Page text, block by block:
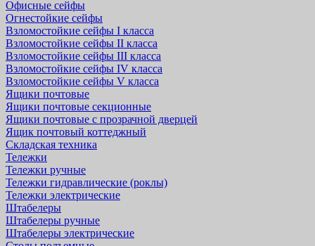
Офисные сейфы
Огнестойкие сейфы
Взломостойкие сейфы I класса
Взломостойкие сейфы II класса
Взломостойкие сейфы III класса
Взломостойкие сейфы IV класса
Взломостойкие сейфы V класса
Ящики почтовые
Ящики почтовые секционные
Ящики почтовые с прозрачной дверцей
Ящик почтовый коттеджный
Складская техника
Тележки
Тележки ручные
Тележки гидравлические (роклы)
Тележки электрические
Штабелеры
Штабелеры ручные
Штабелеры электрические